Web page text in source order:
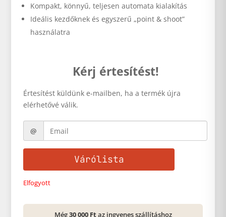
Kompakt, könnyű, teljesen automata kialakítás
Ideális kezdőknek és egyszerű „point & shoot”
használatra
Kérj értesítést!
Értesítést küldünk e-mailben, ha a termék újra
elérhetővé válik.
Várólista
Elfogyott
Még30 000 Ftaz ingyenes szállításhoz